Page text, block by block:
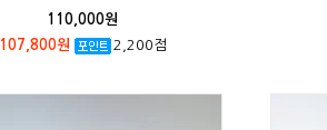
110,000원
107,800원
2,200점